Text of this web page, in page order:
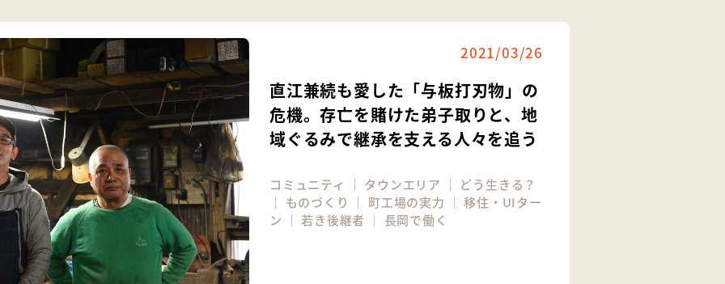
2021/03/26
直江兼続も愛した「与板打刃物」の
危機。存亡を賭けた弟子取りと、地
域ぐるみで継承を支える人々を追う
コミュニティ ｜ タウンエリア ｜ どう生きる？
｜ ものづくり ｜ 町工場の実力 ｜移住・UIター
ン ｜若き後継者 ｜ 長岡で働く